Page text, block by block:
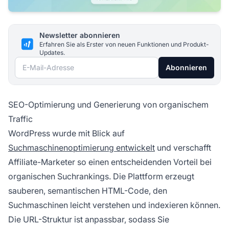
Newsletter abonnieren
Erfahren Sie als Erster von neuen Funktionen und Produkt-
Updates.
E-Mail-Adresse Abonnieren
SEO-Optimierung und Generierung von organischem
Traffic
WordPress wurde mit Blick auf
Suchmaschinenoptimierung entwickelt und verschafft
Affiliate-Marketer so einen entscheidenden Vorteil bei
organischen Suchrankings. Die Plattform erzeugt
sauberen, semantischen HTML-Code, den
Suchmaschinen leicht verstehen und indexieren können.
Die URL-Struktur ist anpassbar, sodass Sie